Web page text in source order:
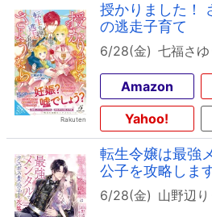
授かりました！
の逃走子育て
6/28(金) 七福さゆ
Amazon
Yahoo!
転生令嬢は最強
公子を攻略しま
6/28(金) 山野辺り